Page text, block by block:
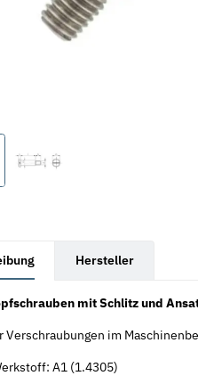
Hersteller
mit Schlitz und
Verschraubungen im
A1 (1.4305)